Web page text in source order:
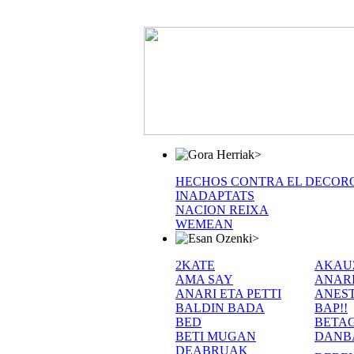
>
HECHOS CONTRA EL
INADAPTATS
NACION REIXA
WEMEAN
>
2KATE
AMA SAY
ANARI ETA PETTI
BALDIN BADA
BAP!!
BED
BETI MUGAN
DEABRUAK